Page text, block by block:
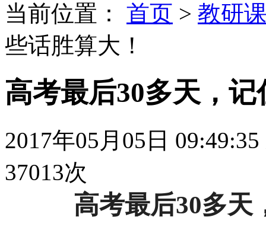
当前位置： 首页 > 教研
些话胜算大！
高考最后30多天，
2017年05月05日 09:49:35
37013次
高考最后30多天